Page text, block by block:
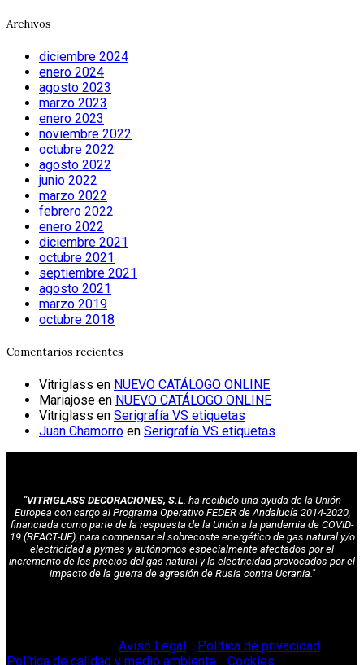
Archivos
diciembre 2024
enero 2024
agosto 2023
marzo 2023
enero 2023
noviembre 2022
octubre 2022
agosto 2022
junio 2022
marzo 2022
febrero 2022
enero 2022
diciembre 2021
octubre 2021
septiembre 2021
agosto 2021
marzo 2019
octubre 2018
Comentarios recientes
Vitriglass en NUEVO CATÁLOGO ONLINE
Mariajose en NUEVO CATÁLOGO ONLINE
Vitriglass en Serigrafía VS etiquetas
Juan Chamorro en Serigrafía VS etiquetas
"VITRIGLASS DECORACIONES, S.L. ha recibido una ayuda de la Unión
Europea con cargo al Programa Operativo FEDER de Andalucía 2014-2020,
financiada como parte de la respuesta de la Unión a la pandemia de COVID-
19 (REACT-UE), para compensar el sobrecoste energético de gas natural y/o
electricidad a pymes y autónomos especialmente afectados por el
incremento de los precios del gas natural y la electricidad provocados por el
impacto de la guerra de agresión de Rusia contra Ucrania."
Aviso Legal Política de privacidad
Política de calidad y medio ambiente
Cookies